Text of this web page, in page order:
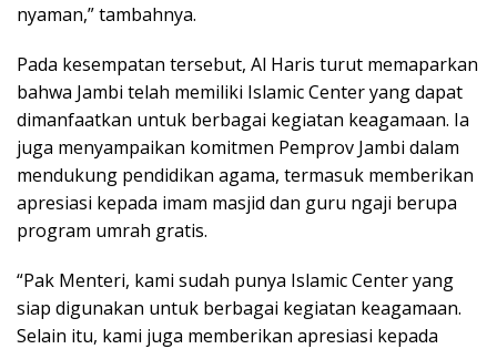
nyaman,” tambahnya.
Pada kesempatan tersebut, Al Haris turut memaparkan
bahwa Jambi telah memiliki Islamic Center yang dapat
dimanfaatkan untuk berbagai kegiatan keagamaan. Ia
juga menyampaikan komitmen Pemprov Jambi dalam
mendukung pendidikan agama, termasuk memberikan
apresiasi kepada imam masjid dan guru ngaji berupa
program umrah gratis.
“Pak Menteri, kami sudah punya Islamic Center yang
siap digunakan untuk berbagai kegiatan keagamaan.
Selain itu, kami juga memberikan apresiasi kepada